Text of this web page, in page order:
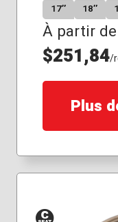
17″ 18″
À partir de
$251,84/
Plus